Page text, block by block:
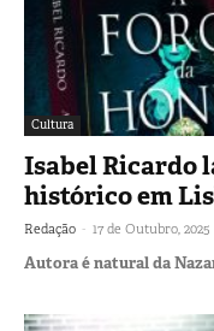
Cultura
Isabel Ricardo
histórico em
Redação - 17 de Outubro, 2025
Autora é natural da